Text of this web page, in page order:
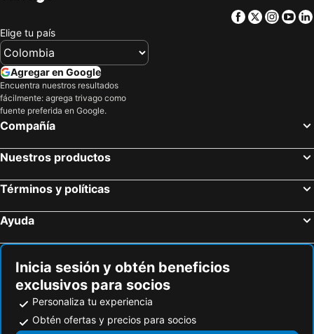
Finca Turística VILLA NELLA
Finca Agroturística La Arrayana
Buenos Aires Finca Hotel
Quinta Hotel Miami
Hotel Embrujo Llanero
Villa Valerie
Hotel Campestre Casa Verde
Boutique Palatino Plaza
La Perla Llanera
Hotel La Mansion 2
Hotel Guadalupe Acacias
Facebook
Twitter
Elige tu país
Agregar en Google
Encuentra nuestros resultados
fácilmente: agrega trivago como
fuente preferida en Google.
Compañía
Nuestros productos
Términos y políticas
Ayuda
Inicia sesión y obtén beneficios
exclusivos para socios
Personaliza tu experiencia
Obtén ofertas y precios para socios